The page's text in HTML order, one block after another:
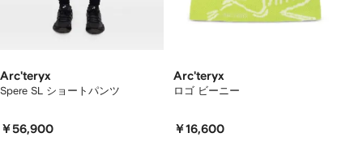
Arc'teryx
Spere SL ショートパンツ
￥56,900
Arc'teryx
ロゴ ビーニー
￥16,600